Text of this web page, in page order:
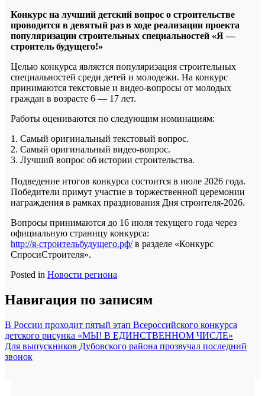
Конкурс на лучший детский вопрос о строительстве
проводится в девятый раз в ходе реализации проекта
популяризации строительных специальностей «Я —
строитель будущего!»
Целью конкурса является популяризация строительных
специальностей среди детей и молодежи. На конкурс
принимаются текстовые и видео-вопросы от молодых
граждан в возрасте 6 — 17 лет.
Работы оцениваются по следующим номинациям:
1. Самый оригинальный текстовый вопрос.
2. Самый оригинальный видео-вопрос.
3. Лучший вопрос об истории строительства.
Подведение итогов конкурса состоится в июле 2026 года.
Победители примут участие в торжественной церемонии
награждения в рамках празднования Дня строителя-2026.
Вопросы принимаются до 16 июля текущего года через
официальную страницу конкурса:
http://я-строительбудущего.рф/в разделе «Конкурс
СпросиСтроителя».
Posted in Новости региона
Навигация по записям
В России проходит пятый этап Всероссийского конкурса
детского рисунка «МЫ! В ЕДИНСТВЕННОМ ЧИСЛЕ»
Для выпускников Дубовского района прозвучал последний
звонок